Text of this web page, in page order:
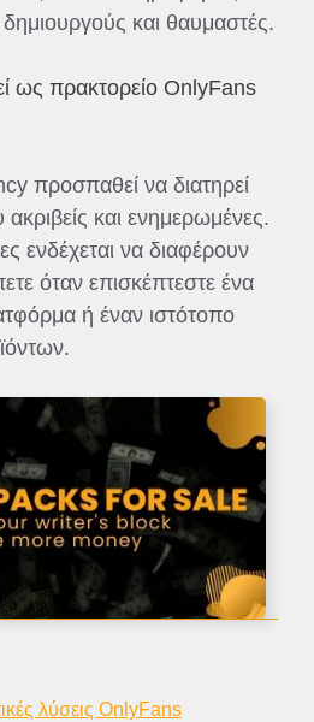
και θαυμαστές.
ως πρακτορείο OnlyFans
προσπαθεί να διατηρεί
και ενημερωμένες.
ενδέχεται να διαφέρουν
όταν επισκέπτεστε ένα
ή έναν ιστότοπο
λύσεις OnlyFans